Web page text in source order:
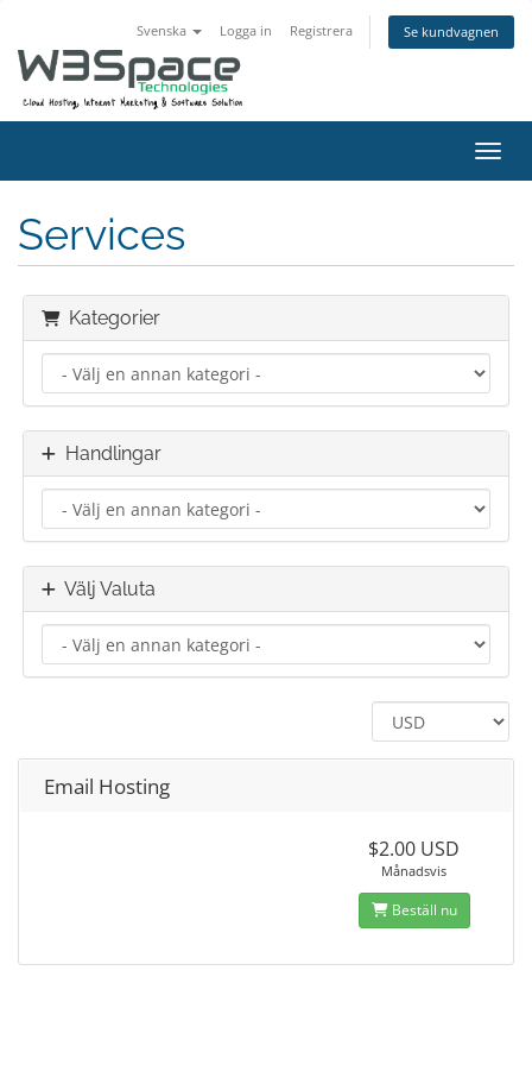
Svenska Logga in Registrera Se kundvagnen
Services
Kategorier
Handlingar
Välj Valuta
Email Hosting
$2.00 USD
Månadsvis
Beställ nu